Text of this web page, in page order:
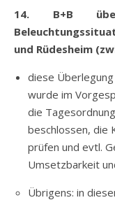
14. B+B
und Rüdesheim
diese
wurde im
die
beschlossen, die
prüfen und evtl.
Umsetzbarkeit
Übrigens: in